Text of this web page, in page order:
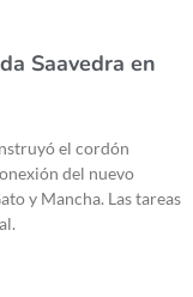
Saavedra en
el cordón
del nuevo
y Mancha. Las tareas